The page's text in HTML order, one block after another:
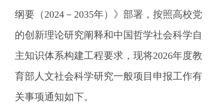
纲要（2024－2035年）》部署，按照高校党
的创新理论研究阐释和中国哲学社会科学自
主知识体系构建工程要求，现将2026年度教
育部人文社会科学研究一般项目申报工作有
关事项通知如下。